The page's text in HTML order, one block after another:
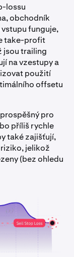
lossu
obchodník
funguje,
take-profit
jsou trailing
na vzestupy a
použití
offsetu
pro
příliš rychle
také zajišťují,
jelikož
(bez ohledu